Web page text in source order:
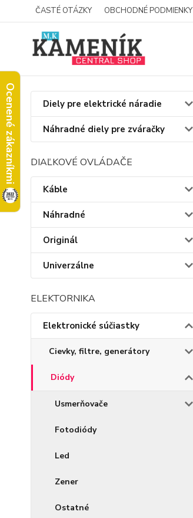
Ocenené zákazníkmi
ČASTÉ OTÁZKY OBCHODNÉ PODMIENKY
Diely pre elektrické náradie
Náhradné diely pre zváračky
DIAĽKOVÉ OVLÁDAČE
Káble
Náhradné
Originál
Univerzálne
ELEKTORNIKA
Elektronické súčiastky
Cievky, filtre, generátory
Diódy
Usmerňovače
Fotodiódy
Led
Zener
Ostatné